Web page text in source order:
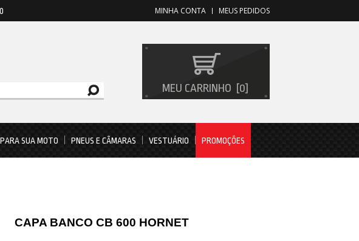
MEUS PEDIDOS
MINHA CONTA
MEU CARRINHO 0
PARA SUA MOTO PNEUS E CÂMARAS VESTUÁRIO PROMOÇÕES
CAPA BANCO CB 600 HORNET